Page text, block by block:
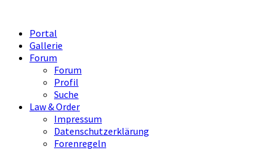
Portal
Gallerie
Forum
Forum
Profil
Suche
Law & Order
Impressum
Datenschutzerklärung
Forenregeln